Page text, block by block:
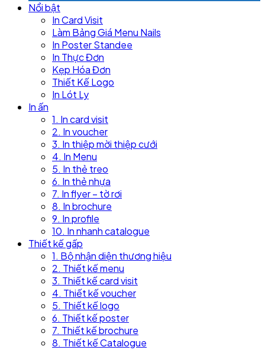
Nổi bật
In Card Visit
Làm Bảng Giá Menu Nails
In Poster Standee
In Thực Đơn
Kẹp Hóa Đơn
Thiết Kế Logo
In Lót Ly
In ấn
1. In card visit
2. In voucher
3. In thiệp mời thiệp cưới
4. In Menu
5. In thẻ treo
6. In thẻ nhựa
7. In flyer – tờ rơi
8. In brochure
9. In profile
10. In nhanh catalogue
Thiết kế gấp
1. Bộ nhận diện thương hiệu
2. Thiết kế menu
3. Thiết kế card visit
4. Thiết kế voucher
5. Thiết kế logo
6. Thiết kế poster
7. Thiết kế brochure
8. Thiết kế Catalogue